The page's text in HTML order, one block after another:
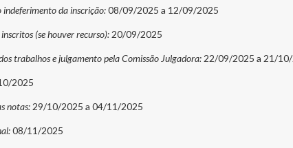
da inscrição:08/09/2025 a 12/09/2025
(se houver recurso):20/09/2025
trabalhos e julgamento pela Comissão Julgadora:22/09/2025 a 21/
2025
notas:29/10/2025 a 04/11/2025
08/11/2025